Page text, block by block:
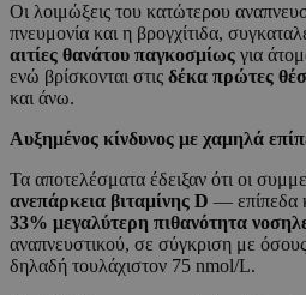
Οι λοιμώξεις του κατώτερου
πνευμονία και η βρογχίτιδα,
αιτίες θανάτου παγκοσμίως για
ενώ βρίσκονται στις δέκα πρώτες
και άνω.
Αυξημένος κίνδυνος με χαμηλά
Τα αποτελέσματα έδειξαν ότι οι
ανεπάρκεια βιταμίνης D — επίπεδα
33% μεγαλύτερη πιθανότητα
αναπνευστικού, σε σύγκριση με
δηλαδή τουλάχιστον 75 nmol/L.